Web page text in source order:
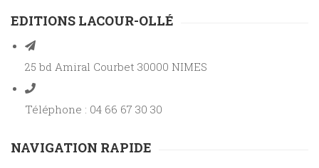
EDITIONS LACOUR-OLLÉ
25 bd Amiral Courbet 30000 NIMES
Téléphone : 04 66 67 30 30
NAVIGATION RAPIDE